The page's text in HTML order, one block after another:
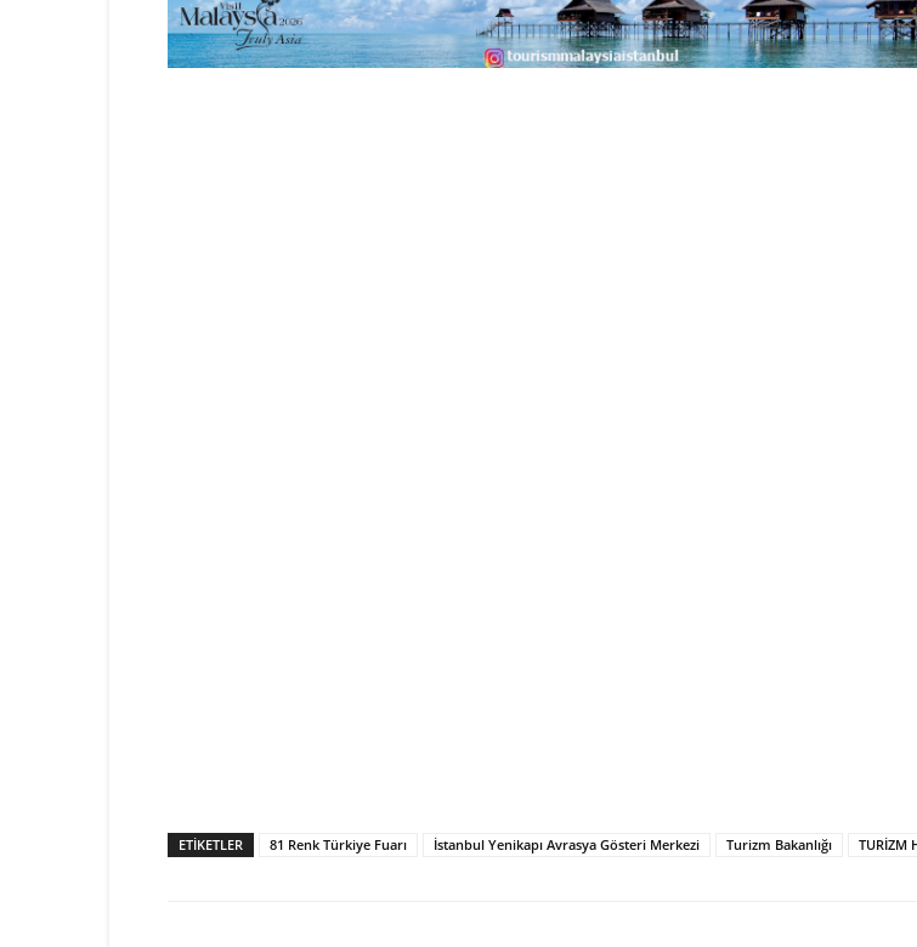
ETIKETLER 81 Renk Türkiye Fuarı İstanbul Yenikapı Avrasya Gösteri Merkezi Turizm Bakanlığı TURİZM